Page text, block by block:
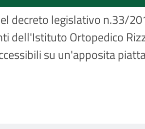
decreto legislativo n.33/
dell'Istituto Ortopedico
su un'apposita